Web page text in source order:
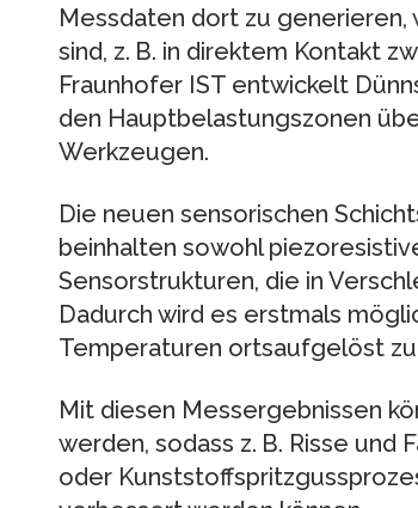
Messdaten dort zu
sind, z. B. in direktem Kontakt
Fraunhofer IST entwickelt
den Hauptbelastungszonen
Werkzeugen.
Die neuen sensorischen
beinhalten sowohl
Sensorstrukturen, die in
Dadurch wird es erstmals
Temperaturen ortsaufgelöst
Mit diesen Messergebnissen
werden, sodass z. B. Risse
oder